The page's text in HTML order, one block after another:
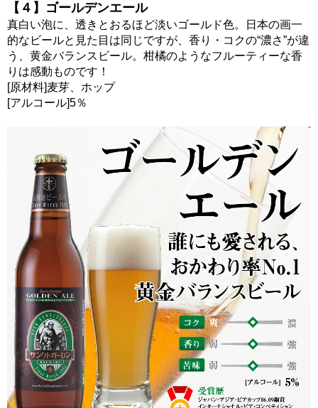
【４】ゴールデンエール
真白い泡に、透きとおるほど淡いゴールド色。日本の画一
的なビールと見た目は同じですが、香り・コクの“濃さ”が違
う、黄金バランスビール。柑橘のようなフルーティーな香
りは感動ものです！
[原材料]麦芽、ホップ
[アルコール]5％